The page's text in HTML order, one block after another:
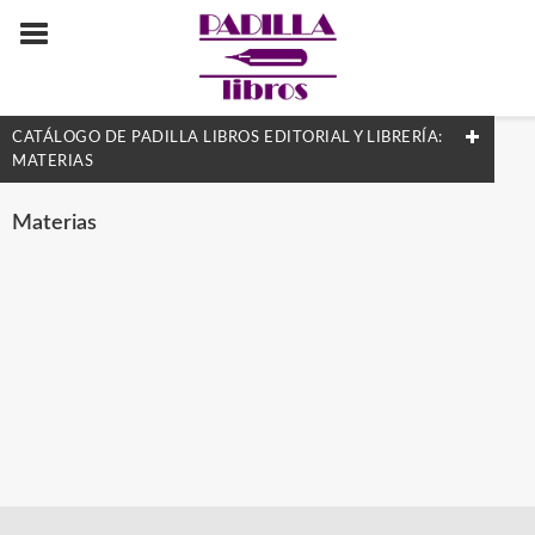
CATÁLOGO DE PADILLA LIBROS EDITORIAL Y LIBRERÍA:
MATERIAS
FILTRADO POR:
Materias